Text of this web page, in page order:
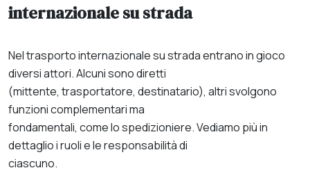
internazionale su strada
Nel trasporto internazionale su strada entrano in gioco
diversi attori. Alcuni sono diretti
(mittente, trasportatore, destinatario), altri svolgono
funzioni complementari ma
fondamentali, come lo spedizioniere. Vediamo più in
dettaglio i ruoli e le responsabilità di
ciascuno.